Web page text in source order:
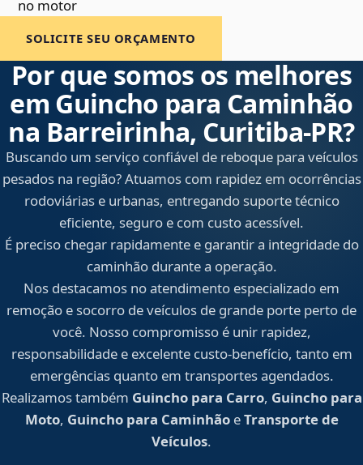
no motor
SOLICITE SEU ORÇAMENTO
Por que somos os melhores
em Guincho para Caminhão
na Barreirinha, Curitiba‑PR?
Buscando um serviço confiável de reboque para veículos
pesados na região? Atuamos com rapidez em ocorrências
rodoviárias e urbanas, entregando suporte técnico
eficiente, seguro e com custo acessível.
É preciso chegar rapidamente e garantir a integridade do
caminhão durante a operação.
Nos destacamos no atendimento especializado em
remoção e socorro de veículos de grande porte perto de
você. Nosso compromisso é unir rapidez,
responsabilidade e excelente custo-benefício, tanto em
emergências quanto em transportes agendados.
Realizamos também Guincho para Carro, Guincho para
Moto, Guincho para CaminhãoeTransporte de
Veículos.